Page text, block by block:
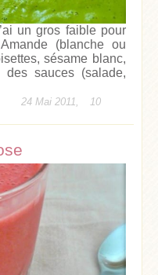
un gros faible pour
(blanche ou
sésame blanc,
sauces (salade,
24 Mai 2011, 10